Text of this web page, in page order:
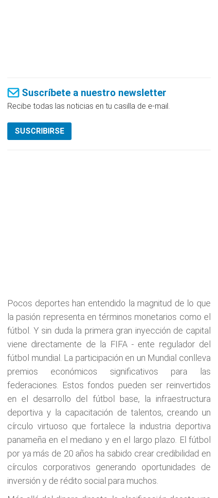
Suscríbete a nuestro newsletter
Recibe todas las noticias en tu casilla de e-mail.
SUSCRIBIRSE
Pocos deportes han entendido la magnitud de lo que
la pasión representa en términos monetarios como el
fútbol. Y sin duda la primera gran inyección de capital
viene directamente de la FIFA - ente regulador del
fútbol mundial. La participación en un Mundial conlleva
premios económicos significativos para las
federaciones. Estos fondos pueden ser reinvertidos
en el desarrollo del fútbol base, la infraestructura
deportiva y la capacitación de talentos, creando un
círculo virtuoso que fortalece la industria deportiva
panameña en el mediano y en el largo plazo. El fútbol
por ya más de 20 años ha sabido crear credibilidad en
círculos corporativos generando oportunidades de
inversión y de rédito social para muchos.